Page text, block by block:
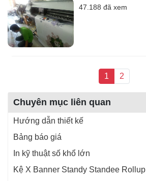
47.188 đã xem
1 2
Chuyên mục liên quan
Hướng dẫn thiết kế
Bảng báo giá
In kỹ thuật số khổ lớn
Kệ X Banner Standy Standee Rollup